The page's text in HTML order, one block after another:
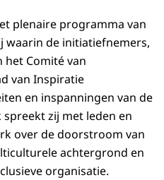
plenaire programma van
waarin de initiatiefnemers,
het Comité van
van Inspiratie
en inspanningen van de
zij met leden en
over de doorstroom van
achtergrond en
organisatie.